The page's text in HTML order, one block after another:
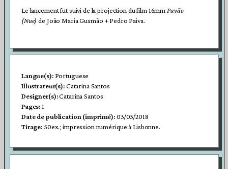
Le lancement fut suivi de la projection du film 16mm Pavão
(Nue)de João Maria Gusmão + Pedro Paiva.
Langue(s): Portuguese
Illustrateur(s):Catarina Santos
Designer(s):Catarina Santos
Pages:1
Date de publication (imprimé):03/03/2018
Tirage: 50ex.; impression numérique à Lisbonne.